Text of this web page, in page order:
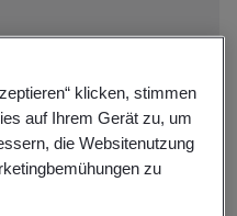
klicken, stimmen
auf Ihrem Gerät zu, um
die Websitenutzung
zu